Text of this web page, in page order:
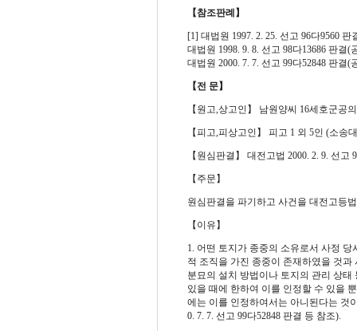
【참조판례】
[1] 대법원 1997. 2. 25. 선고 96다9560 판
대법원 1998. 9. 8. 선고 98다13686 판결(
대법원 2000. 7. 7. 선고 99다52848 판결(
【전 문】
【원고,상고인】 남원양씨 16세호군공
【피고,피상고인】 피고 1 외 5인 (소송
【원심판결】 대전고법 2000. 2. 9. 선고
【주문】
원심판결을 파기하고 사건을 대전고등
【이유】
1. 어떤 토지가 종중의 소유로서 사정
적 조직을 가진 종중이 존재하였을 것
분묘의 설치 방법이나 토지의 관리 상
있을 때에 한하여 이를 인정할 수 있을
에는 이를 인정하여서는 아니된다는 것
0. 7. 7. 선고 99다52848 판결 등 참조).